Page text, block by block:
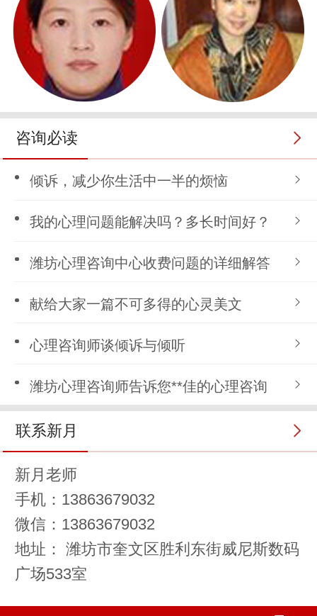
咨询必读
倾诉，减少你生活中一半的烦恼
我的心理问题能解决吗？多长时间好？
潍坊心理咨询中心收费问题的详细解答
献给大家一篇不可多得的心灵美文
心理咨询师谈倾诉与倾听
潍坊心理咨询师告诉您**佳的心理咨询
联系新月
新月老师
手机：13863679032
微信：13863679032
地址： 潍坊市奎文区胜利东街威尼斯数码
广场533室